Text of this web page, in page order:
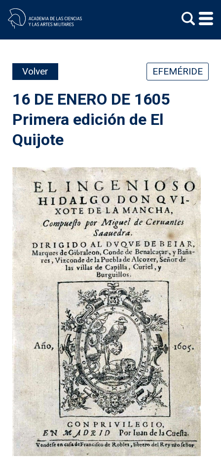
content
Volver EFEMÉRIDE
16 DE ENERO DE 1605
Primera edición de El
Quijote